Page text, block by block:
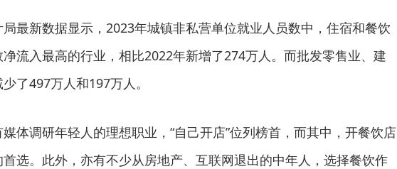
局最新数据显示，2023年城镇非私营单位就业人员数中，住宿和餐饮
流入最高的行业，相比2022年新增了274万人。而批发零售业、建
了497万人和197万人。
体调研年轻人的理想职业，“自己开店”位列榜首，而其中，开餐饮店
选。此外，亦有不少从房地产、互联网退出的中年人，选择餐饮作